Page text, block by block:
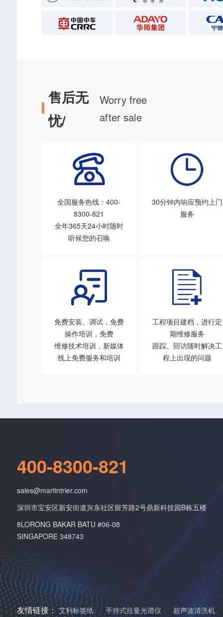
售后无
忧/
Worry free
after sale
全国服务热线：400-
8300-821
全年365天24小时随时
听候您的召唤
30分钟内响应预约上门
服务
免费安装、调试，免费
操作培训，免费
维修技术培训，新媒体
线上免费服务和培训
工程项目建档，进行定
期维修服务
跟踪、回访随时解决工
程上出现的问题
400-8300-821
sales@martintrier.com
深圳市宝安区新安街道兴东社区留芳路2号鼎新科技园B栋五楼
8LORONG BAKAR BATU #06-08
SINGAPORE 348743
友情链接： 艾利标签纸 手持式拉曼光谱仪
超声波清洗机